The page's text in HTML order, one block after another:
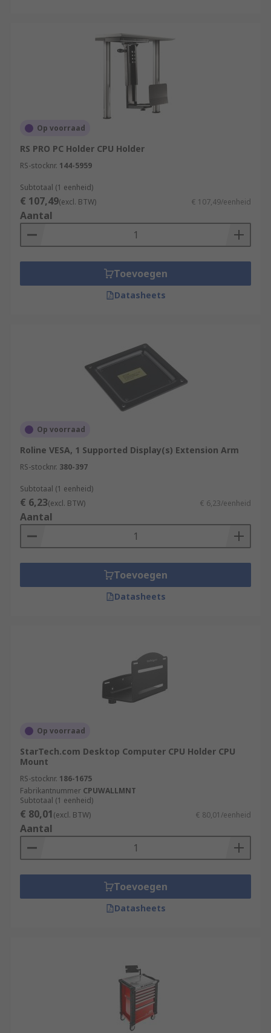
Op voorraad
RS PRO PC Holder CPU Holder
RS-stocknr. 144-5959
Subtotaal (1 eenheid)
€ 107,49(excl. BTW) € 107,49/eenheid
Aantal
Toevoegen
Datasheets
Op voorraad
Roline VESA, 1 Supported Display(s) Extension Arm
RS-stocknr. 380-397
Subtotaal (1 eenheid)
€ 6,23(excl. BTW) € 6,23/eenheid
Aantal
Toevoegen
Datasheets
Op voorraad
StarTech.com Desktop Computer CPU Holder CPU
Mount
RS-stocknr. 186-1675
Fabrikantnummer CPUWALLMNT
Subtotaal (1 eenheid)
€ 80,01(excl. BTW) € 80,01/eenheid
Aantal
Toevoegen
Datasheets